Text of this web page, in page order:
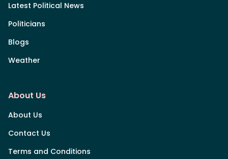
Latest Political News
Politicians
Blogs
Weather
About Us
About Us
Contact Us
Terms and Conditions